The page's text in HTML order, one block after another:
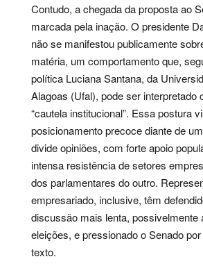
Contudo, a chegada da proposta ao
marcada pela inação. O presidente
não se manifestou publicamente
matéria, um comportamento que,
política Luciana Santana, da
Alagoas (Ufal), pode ser interpretado
“cautela institucional”. Essa postura
posicionamento precoce diante de
divide opiniões, com forte apoio
intensa resistência de setores
dos parlamentares do outro.
empresariado, inclusive, têm
discussão mais lenta, possivelmente
eleições, e pressionado o Senado
texto.